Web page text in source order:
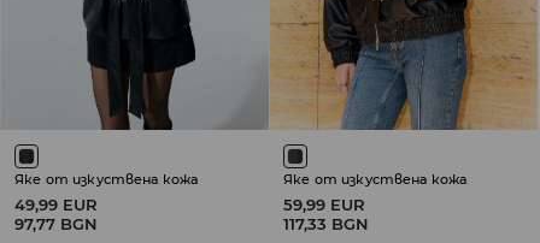
Яке от изкуствена кожа
49,99 EUR
97,77 BGN
Яке от изкуствена кожа
59,99 EUR
117,33 BGN